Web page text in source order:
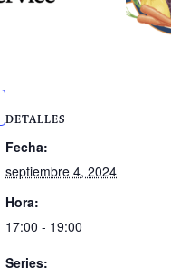
DETALLES
Fecha:
septiembre 4, 2024
Hora:
17:00 - 19:00
Series: